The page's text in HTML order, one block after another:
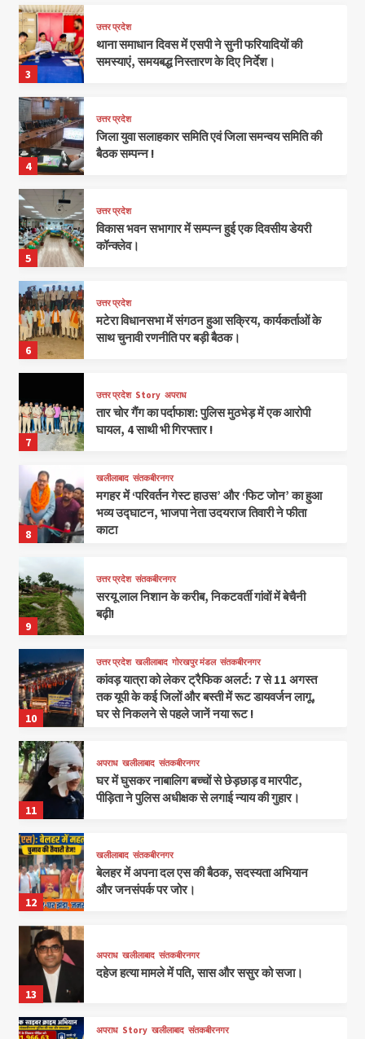
3
उत्तर प्रदेश
थाना समाधान दिवस में एसपी ने सुनी फरियादियों की
समस्याएं, समयबद्ध निस्तारण के दिए निर्देश।
4
उत्तर प्रदेश
जिला युवा सलाहकार समिति एवं जिला समन्वय समिति की
बैठक सम्पन्न !
5
उत्तर प्रदेश
विकास भवन सभागार में सम्पन्न हुई एक दिवसीय डेयरी
कॉन्क्लेव।
6
उत्तर प्रदेश
मटेरा विधानसभा में संगठन हुआ सक्रिय, कार्यकर्ताओं के
साथ चुनावी रणनीति पर बड़ी बैठक।
7
उत्तर प्रदेश Story अपराध
तार चोर गैंग का पर्दाफाश: पुलिस मुठभेड़ में एक आरोपी
घायल, 4 साथी भी गिरफ्तार !
8
खलीलाबाद संतकबीरनगर
मगहर में ‘परिवर्तन गेस्ट हाउस’ और ‘फिट जोन’ का हुआ
भव्य उद्घाटन, भाजपा नेता उदयराज तिवारी ने फीता
काटा
9
उत्तर प्रदेश संतकबीरनगर
सरयू लाल निशान के करीब, निकटवर्ती गांवों में बेचैनी
बढ़ी!
10
उत्तर प्रदेश खलीलाबाद गोरखपुर मंडल संतकबीरनगर
कांवड़ यात्रा को लेकर ट्रैफिक अलर्ट: 7 से 11 अगस्त
तक यूपी के कई जिलों और बस्ती में रूट डायवर्जन लागू,
घर से निकलने से पहले जानें नया रूट !
11
अपराध खलीलाबाद संतकबीरनगर
घर में घुसकर नाबालिग बच्चों से छेड़छाड़ व मारपीट,
पीड़िता ने पुलिस अधीक्षक से लगाई न्याय की गुहार।
12
खलीलाबाद संतकबीरनगर
बेलहर में अपना दल एस की बैठक, सदस्यता अभियान
और जनसंपर्क पर जोर।
13
अपराध खलीलाबाद संतकबीरनगर
दहेज हत्या मामले में पति, सास और ससुर को सजा।
अपराध Story खलीलाबाद संतकबीरनगर